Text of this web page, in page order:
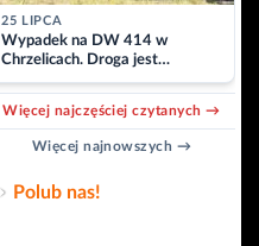
25 LIPCA
Wypadek na DW 414 w
Chrzelicach. Droga jest
zablokowana
Więcej najczęściej czytanych →
Więcej najnowszych →
Polub nas!